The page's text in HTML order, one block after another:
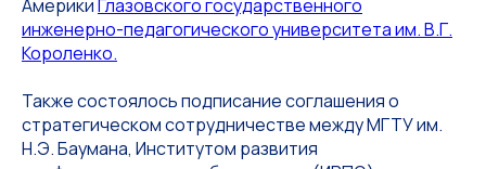
АмерикиГлазовского государственного
инженерно-педагогического университета им. В.Г.
Короленко.
Также состоялось подписание соглашения о
стратегическом сотрудничестве между МГТУ им.
Н.Э. Баумана, Институтом развития